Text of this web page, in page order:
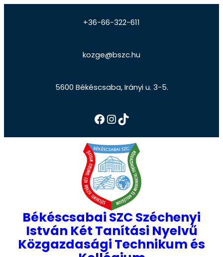
+36-66-322-611
kozge@bszc.hu
5600 Békéscsaba, Irányi u. 3-5.
Békéscsabai SZC Széchenyi
István Két Tanítási Nyelvű
Közgazdasági Technikum és